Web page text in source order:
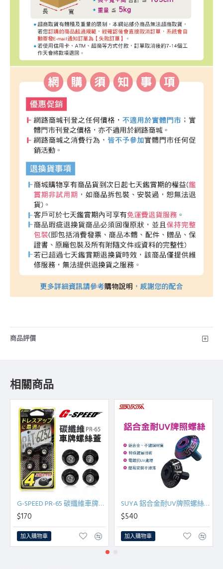
商品評價
相關商品
G-SPEED PR-65 碳纖維車牌螺絲裝飾蓋(4入)
$170
加入購物車
SUYA 鋁合金耐UV牌照螺絲(全彩鈦/全黑)汽機車可用
$540
加入購物車